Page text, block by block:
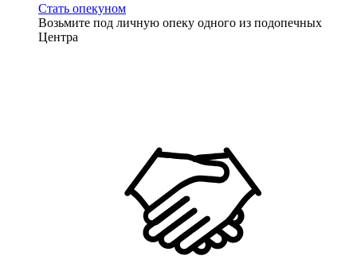
Стать опекуном
Возьмите под личную опеку одного из подопечных
Центра